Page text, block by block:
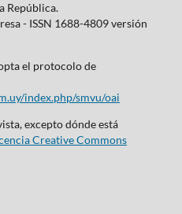
República.
- ISSN 1688-4809 versión
el protocolo de
index.php/smvu/oai
excepto dónde está
Creative Commons